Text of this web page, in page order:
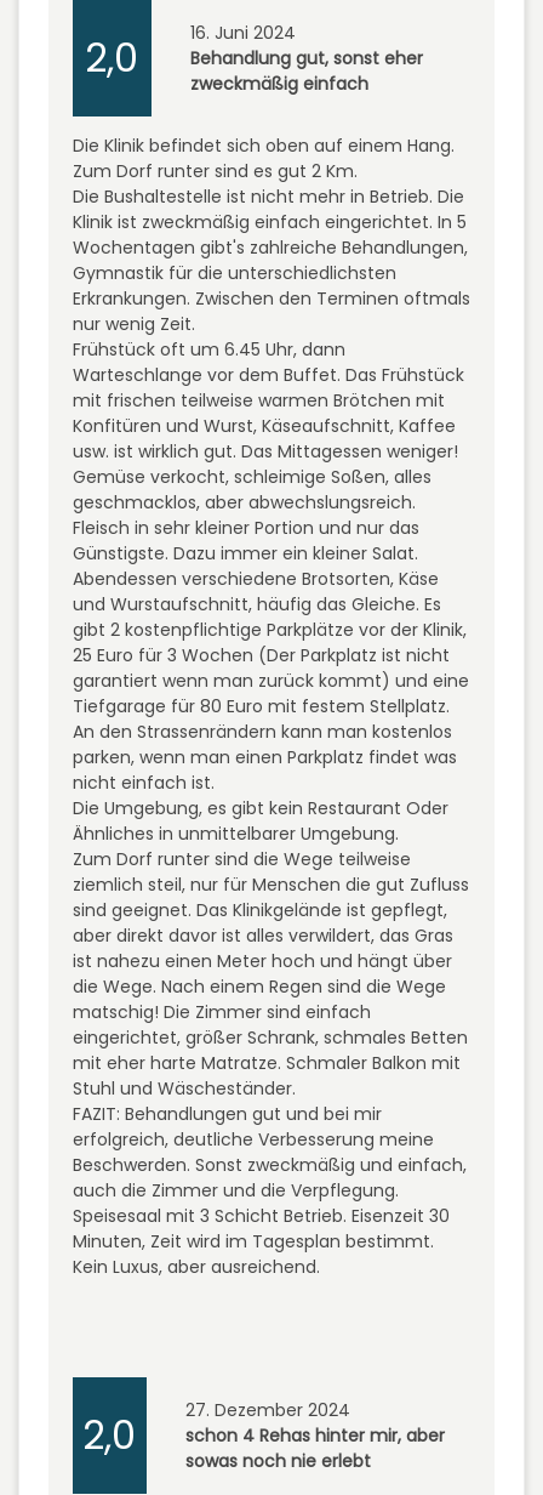
2,0
16. Juni 2024
Behandlung gut, sonst eher
zweckmäßig einfach
Die Klinik befindet sich oben auf einem Hang.
Zum Dorf runter sind es gut 2 Km.
Die Bushaltestelle ist nicht mehr in Betrieb. Die
Klinik ist zweckmäßig einfach eingerichtet. In 5
Wochentagen gibt's zahlreiche Behandlungen,
Gymnastik für die unterschiedlichsten
Erkrankungen. Zwischen den Terminen oftmals
nur wenig Zeit.
Frühstück oft um 6.45 Uhr, dann
Warteschlange vor dem Buffet. Das Frühstück
mit frischen teilweise warmen Brötchen mit
Konfitüren und Wurst, Käseaufschnitt, Kaffee
usw. ist wirklich gut. Das Mittagessen weniger!
Gemüse verkocht, schleimige Soßen, alles
geschmacklos, aber abwechslungsreich.
Fleisch in sehr kleiner Portion und nur das
Günstigste. Dazu immer ein kleiner Salat.
Abendessen verschiedene Brotsorten, Käse
und Wurstaufschnitt, häufig das Gleiche. Es
gibt 2 kostenpflichtige Parkplätze vor der Klinik,
25 Euro für 3 Wochen (Der Parkplatz ist nicht
garantiert wenn man zurück kommt) und eine
Tiefgarage für 80 Euro mit festem Stellplatz.
An den Strassenrändern kann man kostenlos
parken, wenn man einen Parkplatz findet was
nicht einfach ist.
Die Umgebung, es gibt kein Restaurant Oder
Ähnliches in unmittelbarer Umgebung.
Zum Dorf runter sind die Wege teilweise
ziemlich steil, nur für Menschen die gut Zufluss
sind geeignet. Das Klinikgelände ist gepflegt,
aber direkt davor ist alles verwildert, das Gras
ist nahezu einen Meter hoch und hängt über
die Wege. Nach einem Regen sind die Wege
matschig! Die Zimmer sind einfach
eingerichtet, größer Schrank, schmales Betten
mit eher harte Matratze. Schmaler Balkon mit
Stuhl und Wäscheständer.
FAZIT: Behandlungen gut und bei mir
erfolgreich, deutliche Verbesserung meine
Beschwerden. Sonst zweckmäßig und einfach,
auch die Zimmer und die Verpflegung.
Speisesaal mit 3 Schicht Betrieb. Eisenzeit 30
Minuten, Zeit wird im Tagesplan bestimmt.
Kein Luxus, aber ausreichend.
2,0
27. Dezember 2024
schon 4 Rehas hinter mir, aber
sowas noch nie erlebt